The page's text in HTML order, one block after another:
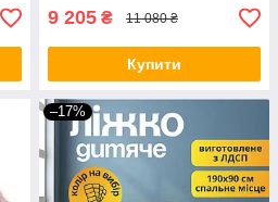
9 205 ₴ 11 080 ₴
Купити
–17%